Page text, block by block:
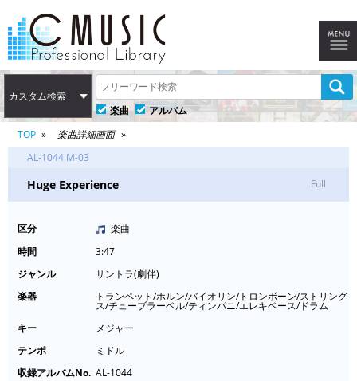
カスタム検索
楽曲
アルバム
TOP
楽曲詳細画面
AL-1044 M-03
Huge Experience Full
区分
楽曲
時間
3:47
ジャンル
サントラ(劇伴)
楽器
トランペット/ホルン/バイオリン/トロンボーン/ストリング
ス/チューブラーベル/ティンパニ/エレキベース/ドラム
キー
メジャー
テンポ
ミドル
収録アルバムNo. AL-1044